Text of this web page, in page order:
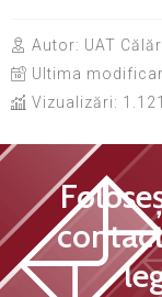
Autor: UAT
Ultima
Vizualizări: 1.121